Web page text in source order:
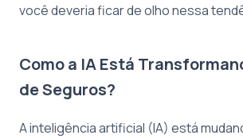
você deveria ficar de olho nessa
Como a IA Está
de Seguros?
A inteligência artificial (IA) está